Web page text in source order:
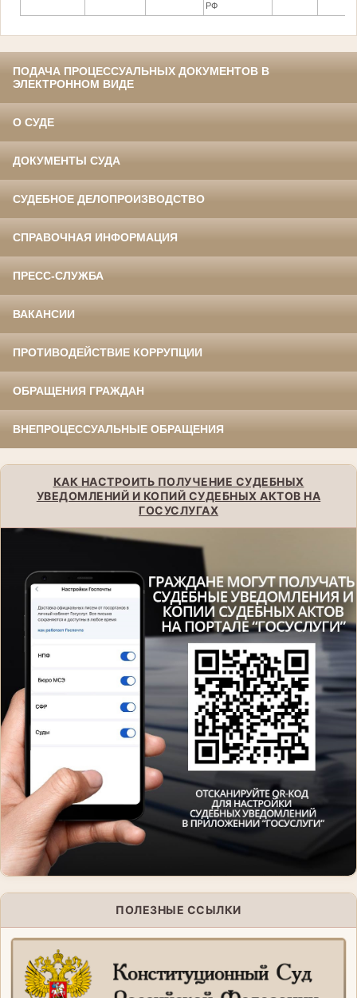
РФ
ПОДАЧА ПРОЦЕССУАЛЬНЫХ ДОКУМЕНТОВ В
ЭЛЕКТРОННОМ ВИДЕ
О СУДЕ
ДОКУМЕНТЫ СУДА
СУДЕБНОЕ ДЕЛОПРОИЗВОДСТВО
СПРАВОЧНАЯ ИНФОРМАЦИЯ
ПРЕСС-СЛУЖБА
ВАКАНСИИ
ПРОТИВОДЕЙСТВИЕ КОРРУПЦИИ
ОБРАЩЕНИЯ ГРАЖДАН
ВНЕПРОЦЕССУАЛЬНЫЕ ОБРАЩЕНИЯ
КАК НАСТРОИТЬ ПОЛУЧЕНИЕ СУДЕБНЫХ
УВЕДОМЛЕНИЙ И КОПИЙ СУДЕБНЫХ АКТОВ НА
ГОСУСЛУГАХ
ПОЛЕЗНЫЕ ССЫЛКИ